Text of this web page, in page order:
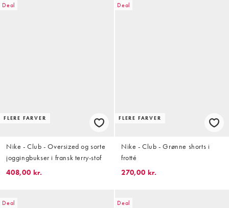
Deal
FLERE FARVER
Nike - Club - Oversized og sorte
joggingbukser i fransk terry-stof
408,00 kr.
Deal
FLERE FARVER
Nike - Club - Grønne shorts i
frotté
270,00 kr.
Deal Deal